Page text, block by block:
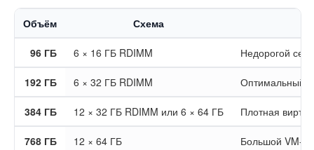
Объём Схема
96 ГБ 6 × 16 ГБ RDIMM Недорогой
192 ГБ 6 × 32 ГБ RDIMM Оптимальный
384 ГБ 12 × 32 ГБ RDIMM или 6 × 64 ГБ Плотная
768 ГБ 12 × 64 ГБ Большой VM-